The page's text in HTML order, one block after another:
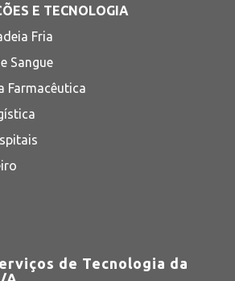
E TECNOLOGIA
Fria
Sangue
Farmacêutica
de Tecnologia da